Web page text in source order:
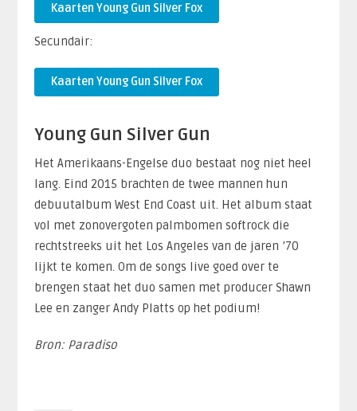
Kaarten Young Gun Silver Fox
Secundair:
Kaarten Young Gun Silver Fox
Young Gun Silver Gun
Het Amerikaans-Engelse duo bestaat nog niet heel
lang. Eind 2015 brachten de twee mannen hun
debuutalbum West End Coast uit. Het album staat
vol met zonovergoten palmbomen softrock die
rechtstreeks uit het Los Angeles van de jaren ’70
lijkt te komen. Om de songs live goed over te
brengen staat het duo samen met producer Shawn
Lee en zanger Andy Platts op het podium!
Bron: Paradiso